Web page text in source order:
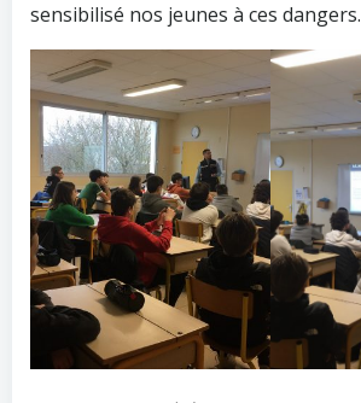
sensibilisé nos jeunes à ces dangers.